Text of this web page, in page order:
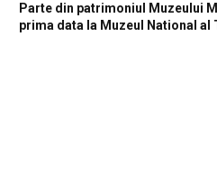
Parte din patrimoniul Muzeului
prima data la Muzeul National al